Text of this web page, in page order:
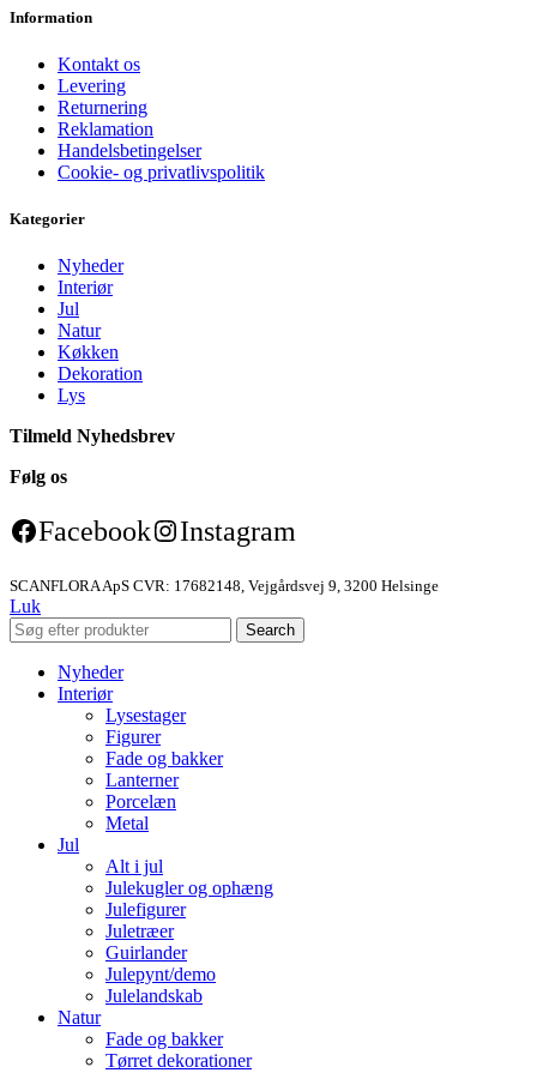
Information
Kontakt os
Levering
Returnering
Reklamation
Handelsbetingelser
Cookie- og privatlivspolitik
Kategorier
Nyheder
Interiør
Jul
Natur
Køkken
Dekoration
Lys
Tilmeld Nyhedsbrev
Følg os
Facebook Instagram
SCANFLORA ApS CVR: 17682148, Vejgårdsvej 9, 3200 Helsinge
Luk
Search
Nyheder
Interiør
Lysestager
Figurer
Fade og bakker
Lanterner
Porcelæn
Metal
Jul
Alt i jul
Julekugler og ophæng
Julefigurer
Juletræer
Guirlander
Julepynt/demo
Julelandskab
Natur
Fade og bakker
Tørret dekorationer